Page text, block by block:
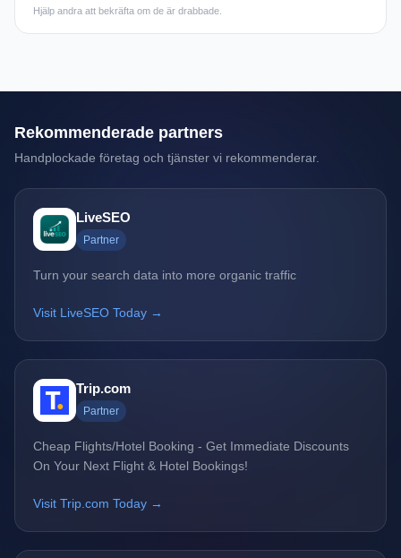
Hjälp andra att bekräfta om de är drabbade.
Rekommenderade partners
Handplockade företag och tjänster vi rekommenderar.
LiveSEO
Partner
Turn your search data into more organic traffic
Visit LiveSEO Today →
Trip.com
Partner
Cheap Flights/Hotel Booking - Get Immediate Discounts
On Your Next Flight & Hotel Bookings!
Visit Trip.com Today →